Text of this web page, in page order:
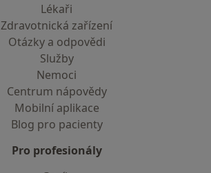
Lékaři
Zdravotnická zařízení
Otázky a odpovědi
Služby
Nemoci
Centrum nápovědy
Mobilní aplikace
Blog pro pacienty
Pro profesionály